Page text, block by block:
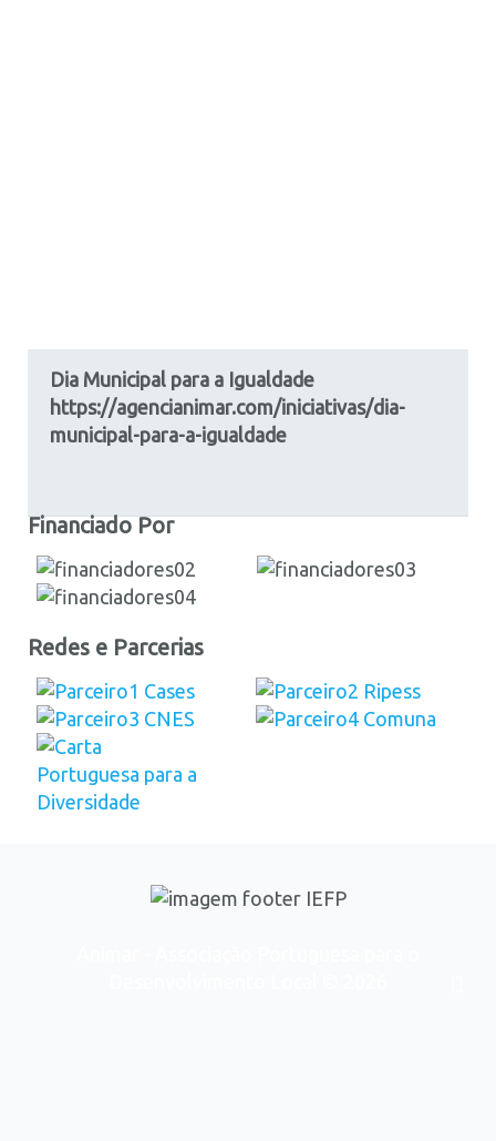
Dia Municipal para a Igualdade
https://agencianimar.com/iniciativas/dia-
municipal-para-a-igualdade
Financiado Por
Redes e Parcerias